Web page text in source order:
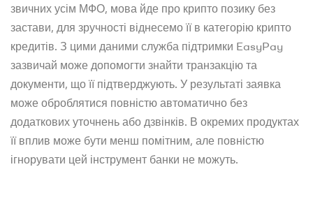
звичних усім МФО, мова йде про крипто позику без
застави, для зручності віднесемо її в категорію крипто
кредитів. З цими даними служба підтримки EasyPay
зазвичай може допомогти знайти транзакцію та
документи, що її підтверджують. У результаті заявка
може оброблятися повністю автоматично без
додаткових уточнень або дзвінків. В окремих продуктах
її вплив може бути менш помітним, але повністю
ігнорувати цей інструмент банки не можуть.